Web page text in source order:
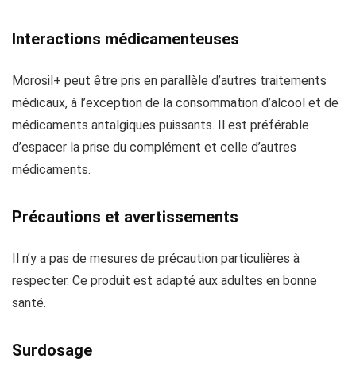
Interactions médicamenteuses
Morosil+ peut être pris en parallèle d’autres traitements
médicaux, à l’exception de la consommation d’alcool et de
médicaments antalgiques puissants. Il est préférable
d’espacer la prise du complément et celle d’autres
médicaments.
Précautions et avertissements
Il n’y a pas de mesures de précaution particulières à
respecter. Ce produit est adapté aux adultes en bonne
santé.
Surdosage